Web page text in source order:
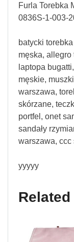
Furla Torebka
0836S-1-003-
batycki
męska, allegro
laptopa
męskie,
warszawa,
skórzane,
portfel, onet
sandały
warszawa, ccc
yyyyy